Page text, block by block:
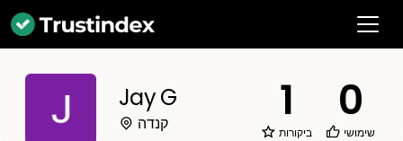
Jay G
קנדה 1
ביקורות
0
שימושי